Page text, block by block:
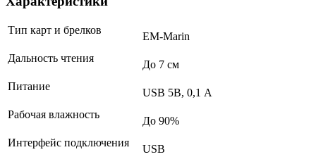
Тип карт и брелков
EM-Marin
Дальность чтения
До 7 см
Питание
USB 5В, 0,1 А
Рабочая влажность
До 90%
Интерфейс подключения
USB